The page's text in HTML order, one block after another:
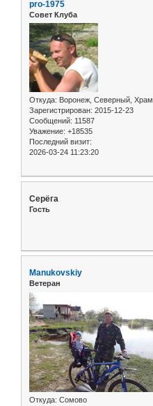
pro-1975
Совет Клуба
Откуда: Воронеж, Северный, Храм
Зарегистрирован: 2015-12-23
Сообщений: 11587
Уважение: +18535
Последний визит:
2026-03-24 11:23:20
Серёга
Гость
Manukovskiy
Ветеран
Откуда: Сомово